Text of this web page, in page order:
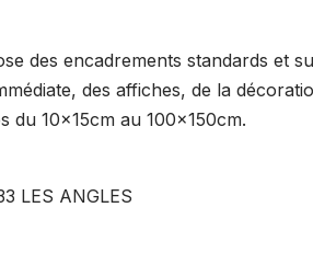
des encadrements standards et
des affiches, de la
du 10x15cm au 100x150cm.
LES ANGLES